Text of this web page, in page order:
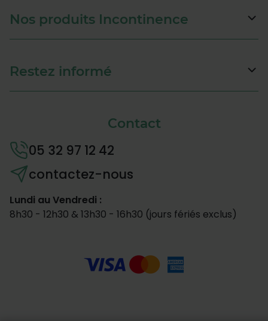
Nos produits Incontinence
Restez informé
Contact
05 32 97 12 42
contactez-nous
Lundi au Vendredi :
8h30 - 12h30 & 13h30 - 16h30 (jours fériés exclus)